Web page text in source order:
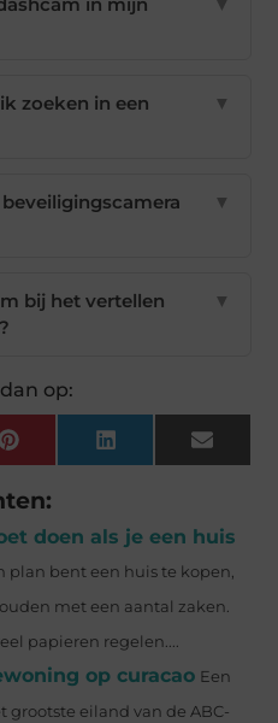
in mijn
▼
zoeken in een
▼
▼
bij het vertellen
▼
op:
Pinterest LinkedIn Email
doen als je een huis
plan bent een huis te kopen,
met een aantal zaken.
papieren regelen....
op curacao Een
grootste eiland van de ABC-